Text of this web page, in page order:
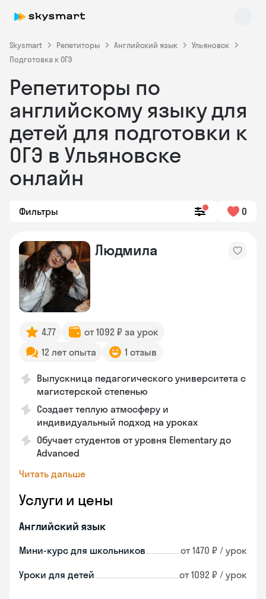
Skysmart Репетиторы Английский язык
Ульяновск
Подготовка к ОГЭ
Репетиторы по
английскому языку для
детей для подготовки к
ОГЭ в Ульяновске
онлайн
Фильтры 0
Людмила
4.77
от 1092 ₽ за урок
12 лет опыта
1 отзыв
Выпускница педагогического университета с
магистерской степенью
Создает теплую атмосферу и
индивидуальный подход на уроках
Обучает студентов от уровня Elementary до
Advanced
Читать дальше
Услуги и цены
Английский язык
Мини-курс для школьников от 1470 ₽ / урок
Уроки для детей от 1092 ₽ / урок
Skysmart Chat